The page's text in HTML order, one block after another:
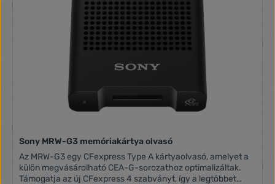
Sony MRW-G3 memóriakártya olvasó
Az MRW-G3 egy CFexpress Type A kártyaolvasó, amelyet a
külön megvásárolható CEA-G-sorozathoz optimalizáltak.
Támogatja az új CFexpress 4 szabványt, így a legtöbbet